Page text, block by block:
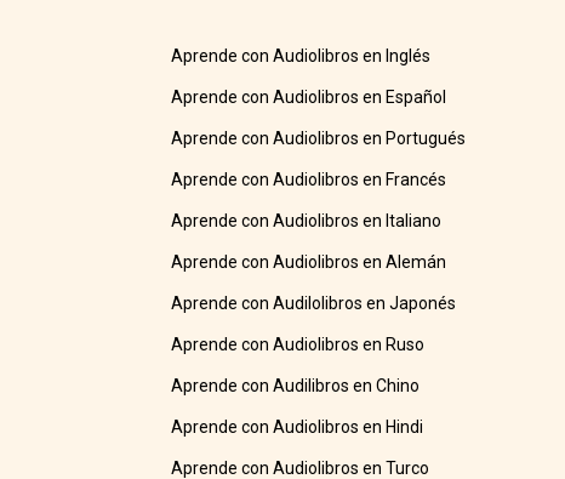
Aprende con Audiolibros en Inglés
Aprende con Audiolibros en Español
Aprende con Audiolibros en Portugués
Aprende con Audiolibros en Francés
Aprende con Audiolibros en Italiano
Aprende con Audiolibros en Alemán
Aprende con Audilolibros en Japonés
Aprende con Audiolibros en Ruso
Aprende con Audilibros en Chino
Aprende con Audiolibros en Hindi
Aprende con Audiolibros en Turco